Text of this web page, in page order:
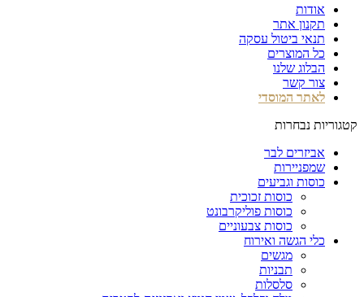
אודות
תקנון אתר
תנאי ביטול עסקה
כל המוצרים
הבלוג שלנו
צור קשר
לאתר המוסדי
קטגוריות נבחרות
אביזרים לבר
שמפניירות
כוסות וגביעים
כוסות זכוכית
כוסות פוליקרבונט
כוסות צבעוניים
כלי הגשה ואירוח
מגשים
תבניות
סלסלות